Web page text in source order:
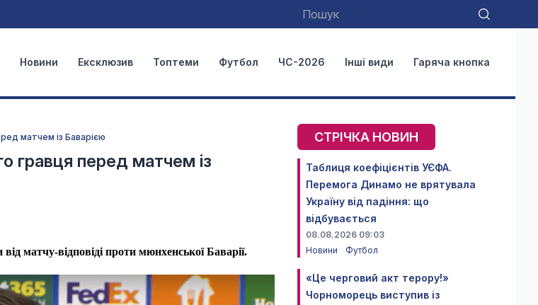
Новини Ексклюзив Топтеми Футбол ЧС-2026 Інші види Гаряча кнопка
матчем із Баварією
гравця перед матчем із
матчу-відповіді проти мюнхенської Баварії.
СТРІЧКА НОВИН
Таблиця коефіцієнтів УЄФА.
Перемога Динамо не врятувала
Україну від падіння: що
відбувається
08.08.2026 09:03
Новини
Футбол
«Це черговий акт терору!»
Чорноморець виступив із